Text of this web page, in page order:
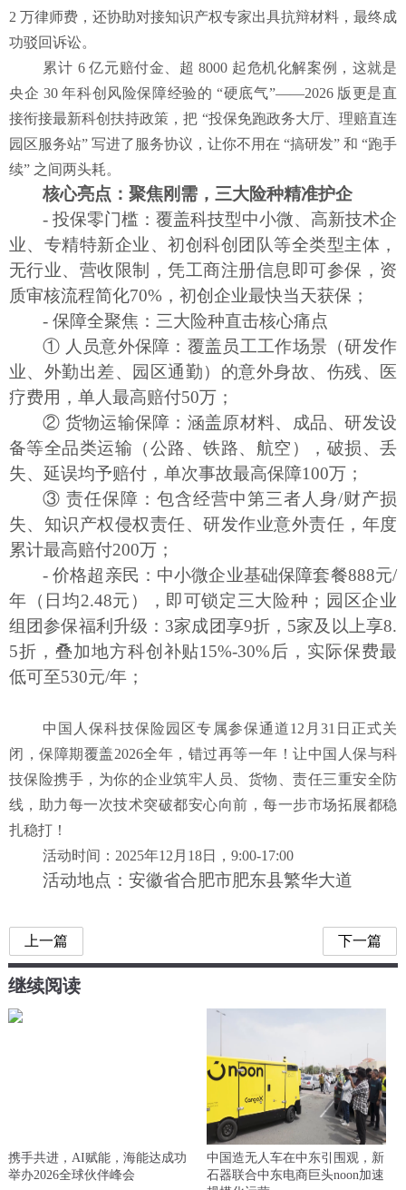
2 万律师费，还协助对接知识产权专家出具抗辩材料，最终成
功驳回诉讼。
累计 6 亿元赔付金、超 8000 起危机化解案例，这就是
央企 30 年科创风险保障经验的 “硬底气”——2026 版更是直
接衔接最新科创扶持政策，把 “投保免跑政务大厅、理赔直连
园区服务站” 写进了服务协议，让你不用在 “搞研发” 和 “跑手
续” 之间两头耗。
核心亮点：聚焦刚需，三大险种精准护企
- 投保零门槛：覆盖科技型中小微、高新技术企
业、专精特新企业、初创科创团队等全类型主体，
无行业、营收限制，凭工商注册信息即可参保，资
质审核流程简化70%，初创企业最快当天获保；
- 保障全聚焦：三大险种直击核心痛点
① 人员意外保障：覆盖员工工作场景（研发作
业、外勤出差、园区通勤）的意外身故、伤残、医
疗费用，单人最高赔付50万；
② 货物运输保障：涵盖原材料、成品、研发设
备等全品类运输（公路、铁路、航空），破损、丢
失、延误均予赔付，单次事故最高保障100万；
③ 责任保障：包含经营中第三者人身/财产损
失、知识产权侵权责任、研发作业意外责任，年度
累计最高赔付200万；
- 价格超亲民：中小微企业基础保障套餐888元/
年（日均2.48元），即可锁定三大险种；园区企业
组团参保福利升级：3家成团享9折，5家及以上享8.
5折，叠加地方科创补贴15%-30%后，实际保费最
低可至530元/年；
中国人保科技保险园区专属参保通道12月31日正式关
闭，保障期覆盖2026全年，错过再等一年！让中国人保与科
技保险携手，为你的企业筑牢人员、货物、责任三重安全防
线，助力每一次技术突破都安心向前，每一步市场拓展都稳
扎稳打！
活动时间： 2025年12月18日，9:00-17:00
活动地点：安徽省合肥市肥东县繁华大道
上一篇 下一篇
继续阅读
携手共进，AI赋能，海能达成功
举办2026全球伙伴峰会
中国造无人车在中东引围观，新
石器联合中东电商巨头noon加速